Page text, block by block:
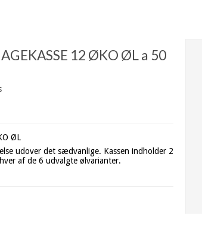
12 ØKO ØL a 50
ØL
udover det sædvanlige. Kassen indholder 2
af de 6 udvalgte ølvarianter.